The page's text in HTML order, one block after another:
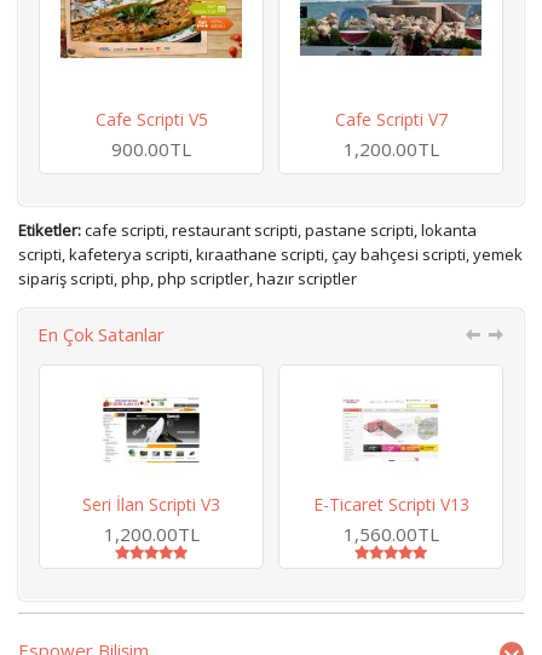
Cafe Scripti V5
900.00TL
Cafe Scripti V7
1,200.00TL
Etiketler:cafe scripti,restaurant scripti,pastane scripti,lokanta
scripti,kafeterya scripti,kıraathane scripti,çay bahçesi scripti,yemek
sipariş scripti,php,php scriptler,hazır scriptler
En Çok Satanlar
Seri İlan Scripti V3
1,200.00TL
E-Ticaret Scripti V13
1,560.00TL